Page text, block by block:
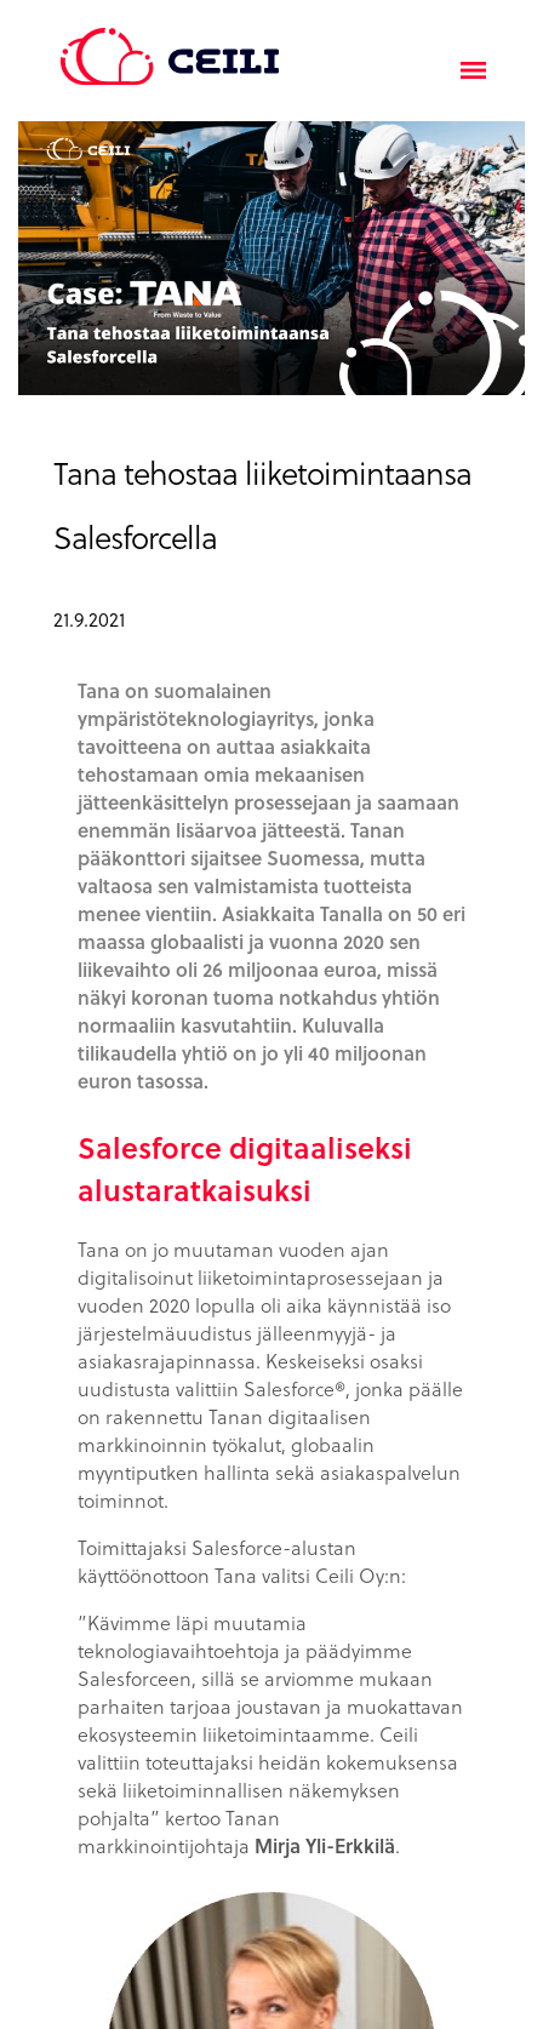
Tana tehostaa liiketoimintaansa
Salesforcella
21.9.2021
Tana on suomalainen
ympäristöteknologiayritys, jonka
tavoitteena on auttaa asiakkaita
tehostamaan omia mekaanisen
jätteenkäsittelyn prosessejaan ja saamaan
enemmän lisäarvoa jätteestä. Tanan
pääkonttori sijaitsee Suomessa, mutta
valtaosa sen valmistamista tuotteista
menee vientiin. Asiakkaita Tanalla on 50 eri
maassa globaalisti ja vuonna 2020 sen
liikevaihto oli 26 miljoonaa euroa, missä
näkyi koronan tuoma notkahdus yhtiön
normaaliin kasvutahtiin. Kuluvalla
tilikaudella yhtiö on jo yli 40 miljoonan
euron tasossa.
Salesforce digitaaliseksi
alustaratkaisuksi
Tana on jo muutaman vuoden ajan
digitalisoinut liiketoimintaprosessejaan ja
vuoden 2020 lopulla oli aika käynnistää iso
järjestelmäuudistus jälleenmyyjä- ja
asiakasrajapinnassa. Keskeiseksi osaksi
uudistusta valittiin Salesforce®, jonka päälle
on rakennettu Tanan digitaalisen
markkinoinnin työkalut, globaalin
myyntiputken hallinta sekä asiakaspalvelun
toiminnot.
Toimittajaksi Salesforce-alustan
käyttöönottoon Tana valitsi Ceili Oy:n:
”Kävimme läpi muutamia
teknologiavaihtoehtoja ja päädyimme
Salesforceen, sillä se arviomme mukaan
parhaiten tarjoaa joustavan ja muokattavan
ekosysteemin liiketoimintaamme. Ceili
valittiin toteuttajaksi heidän kokemuksensa
sekä liiketoiminnallisen näkemyksen
pohjalta” kertoo Tanan
markkinointijohtaja Mirja Yli-Erkkilä.